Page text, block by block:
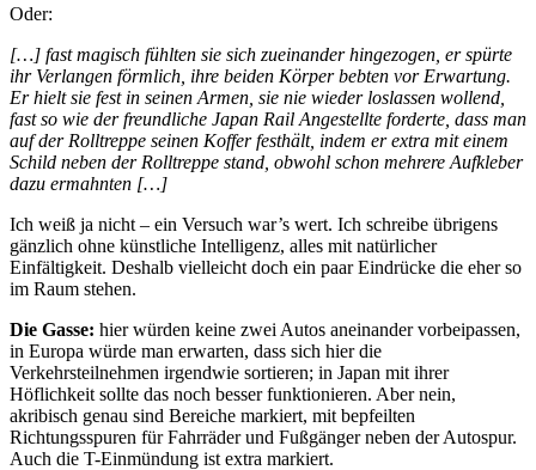
Oder:
[…] fast magisch fühlten sie sich zueinander hingezogen, er spürte
ihr Verlangen förmlich, ihre beiden Körper bebten vor Erwartung.
Er hielt sie fest in seinen Armen, sie nie wieder loslassen wollend,
fast so wie der freundliche Japan Rail Angestellte forderte, dass man
auf der Rolltreppe seinen Koffer festhält, indem er extra mit einem
Schild neben der Rolltreppe stand, obwohl schon mehrere Aufkleber
dazu ermahnten […]
Ich weiß ja nicht – ein Versuch war’s wert. Ich schreibe übrigens
gänzlich ohne künstliche Intelligenz, alles mit natürlicher
Einfältigkeit. Deshalb vielleicht doch ein paar Eindrücke die eher so
im Raum stehen.
Die Gasse: hier würden keine zwei Autos aneinander vorbeipassen,
in Europa würde man erwarten, dass sich hier die
Verkehrsteilnehmen irgendwie sortieren; in Japan mit ihrer
Höflichkeit sollte das noch besser funktionieren. Aber nein,
akribisch genau sind Bereiche markiert, mit bepfeilten
Richtungsspuren für Fahrräder und Fußgänger neben der Autospur.
Auch die T-Einmündung ist extra markiert.